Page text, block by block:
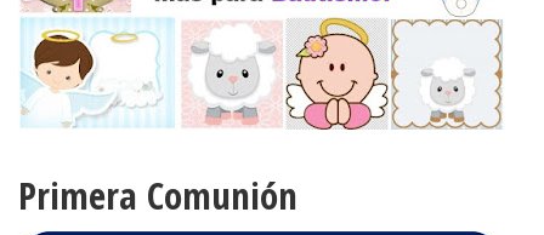
Primera Comunión